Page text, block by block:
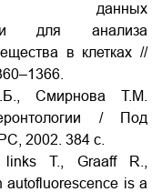
данных
для анализа
в клетках //
Смирнова Т.М.
/ Под
2002. 384 с.
T., Graaff R.,
autofluorescence is a